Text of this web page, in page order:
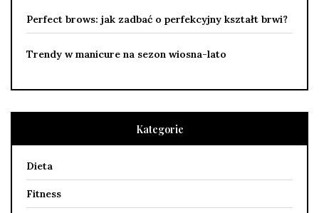
Perfect brows: jak zadbać o perfekcyjny kształt brwi?
Trendy w manicure na sezon wiosna-lato
Kategorie
Dieta
Fitness